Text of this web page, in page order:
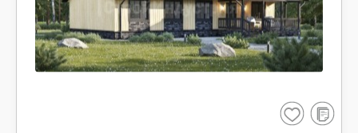
Сохранить
В